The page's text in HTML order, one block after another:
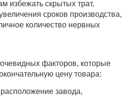
избежать скрытых трат,
сроков производства,
количество нервных
факторов, которые
цену товара:
завода,